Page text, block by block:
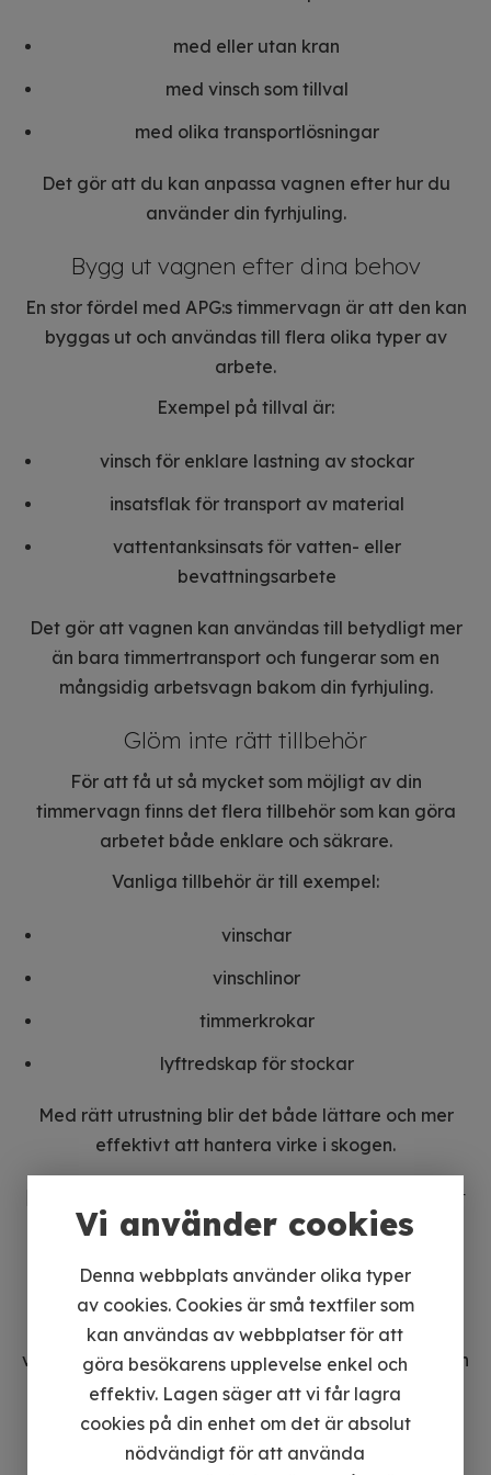
Vi använder cookies
Denna webbplats använder olika typer
av cookies. Cookies är små textfiler som
kan användas av webbplatser för att
göra besökarens upplevelse enkel och
effektiv. Lagen säger att vi får lagra
cookies på din enhet om det är absolut
nödvändigt för att använda
med eller utan kran
med vinsch som tillval
med olika transportlösningar
Det gör att du kan anpassa vagnen efter hur du
använder din fyrhjuling.
Bygg ut vagnen efter dina behov
En stor fördel med APG:s timmervagn är att den kan
byggas ut och användas till flera olika typer av
arbete.
Exempel på tillval är:
vinsch för enklare lastning av stockar
insatsflak för transport av material
vattentanksinsats för vatten- eller
bevattningsarbete
Det gör att vagnen kan användas till betydligt mer
än bara timmertransport och fungerar som en
mångsidig arbetsvagn bakom din fyrhjuling.
Glöm inte rätt tillbehör
För att få ut så mycket som möjligt av din
timmervagn finns det flera tillbehör som kan göra
arbetet både enklare och säkrare.
Vanliga tillbehör är till exempel:
vinschar
vinschlinor
timmerkrokar
lyftredskap för stockar
Med rätt utrustning blir det både lättare och mer
effektivt att hantera virke i skogen.
En investering som gör din ATV ännu mer
användbar
En timmervagn är ett av de mest praktiska
tillbehören för dig som använder din fyrhjuling i
skogsarbete. Den gör det möjligt att transportera
virke på ett kontrollerat sätt och sparar både tid och
arbete.
Med en flexibel lösning, som till exempel
timmervagnen frånAPG ATV Power Gear